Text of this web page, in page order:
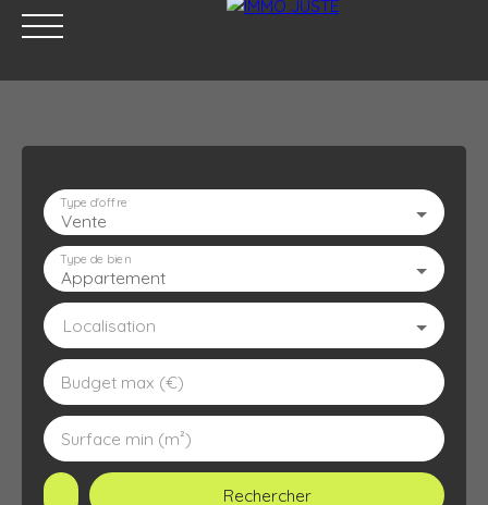
ACCUEIL ESTIMATION
Vente
Type d'offre
Appartement
Type de bien
Localisation
Budget max (€)
Surface min (m²)
Rechercher